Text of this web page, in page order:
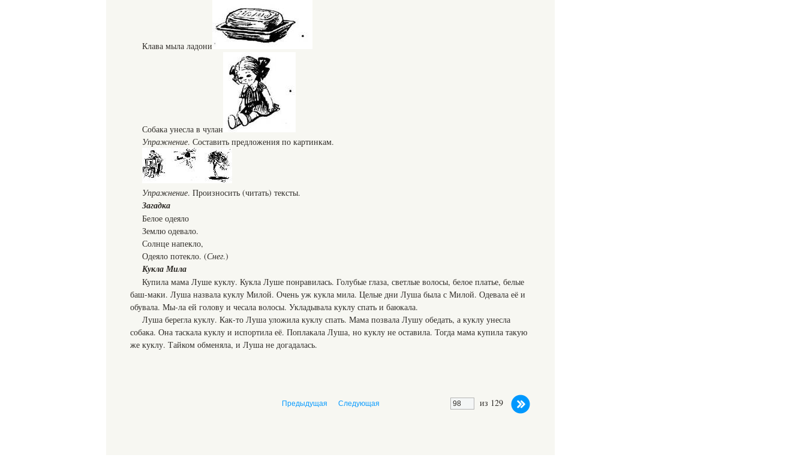
Клава мыла ладони
Собака унесла в чулан
Упражнение. Составить предложения по картинкам.
Упражнение. Произносить (читать) тексты.
Загадка
Белое одеяло
Землю одевало.
Солнце напекло,
Одеяло потекло. (Снег.)
Кукла Мила
Купила мама Луше куклу. Кукла Луше понравилась. Голубые глаза, светлые волосы, белое платье, белые
баш-маки. Луша назвала куклу Милой. Очень уж кукла мила. Целые дни Луша была с Милой. Одевала её и
обувала. Мы-ла ей голову и чесала волосы. Укладывала куклу спать и баюкала.
Луша берегла куклу. Как-то Луша уложила куклу спать. Мама позвала Лушу обедать, а куклу унесла
собака. Она таскала куклу и испортила её. Поплакала Луша, но куклу не оставила. Тогда мама купила такую
же куклу. Тайком обменяла, и Луша не догадалась.
из 129
Предыдущая Следующая